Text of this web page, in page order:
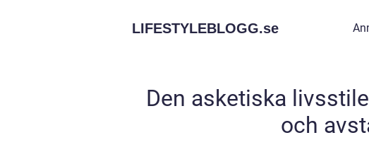
LIFESTYLEBLOGG.se
Den asketiska
och